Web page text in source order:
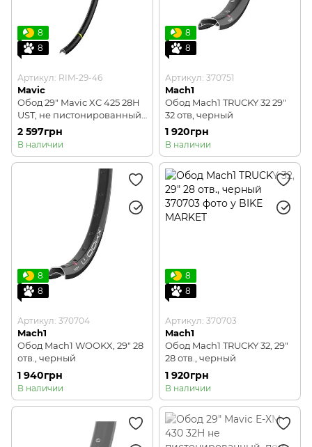
8
8
Артикул: RIM-29-46
Mavic
Обод 29" Mavic XC 425 28H
UST, не пистонированный,
под дисковый тормоз
черный
2 597грн
В наличии
8
8
Артикул: 370751
Mach1
Обод Mach1 TRUCKY 32 29"
32 отв, черный
1 920грн
В наличии
8
8
Артикул: 370704
Mach1
Обод Mach1 WOOKX, 29" 28
отв., черный
1 940грн
В наличии
8
8
Артикул: 370703
Mach1
Обод Mach1 TRUCKY 32, 29"
28 отв., черный
1 920грн
В наличии